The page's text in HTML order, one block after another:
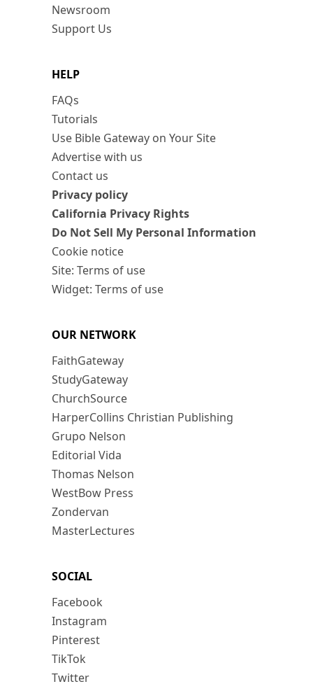
Newsroom
Support Us
HELP
FAQs
Tutorials
Use Bible Gateway on Your Site
Advertise with us
Contact us
Privacy policy
California Privacy Rights
Do Not Sell My Personal Information
Cookie notice
Site: Terms of use
Widget: Terms of use
OUR NETWORK
FaithGateway
StudyGateway
ChurchSource
HarperCollins Christian Publishing
Grupo Nelson
Editorial Vida
Thomas Nelson
WestBow Press
Zondervan
MasterLectures
SOCIAL
Facebook
Instagram
Pinterest
TikTok
Twitter